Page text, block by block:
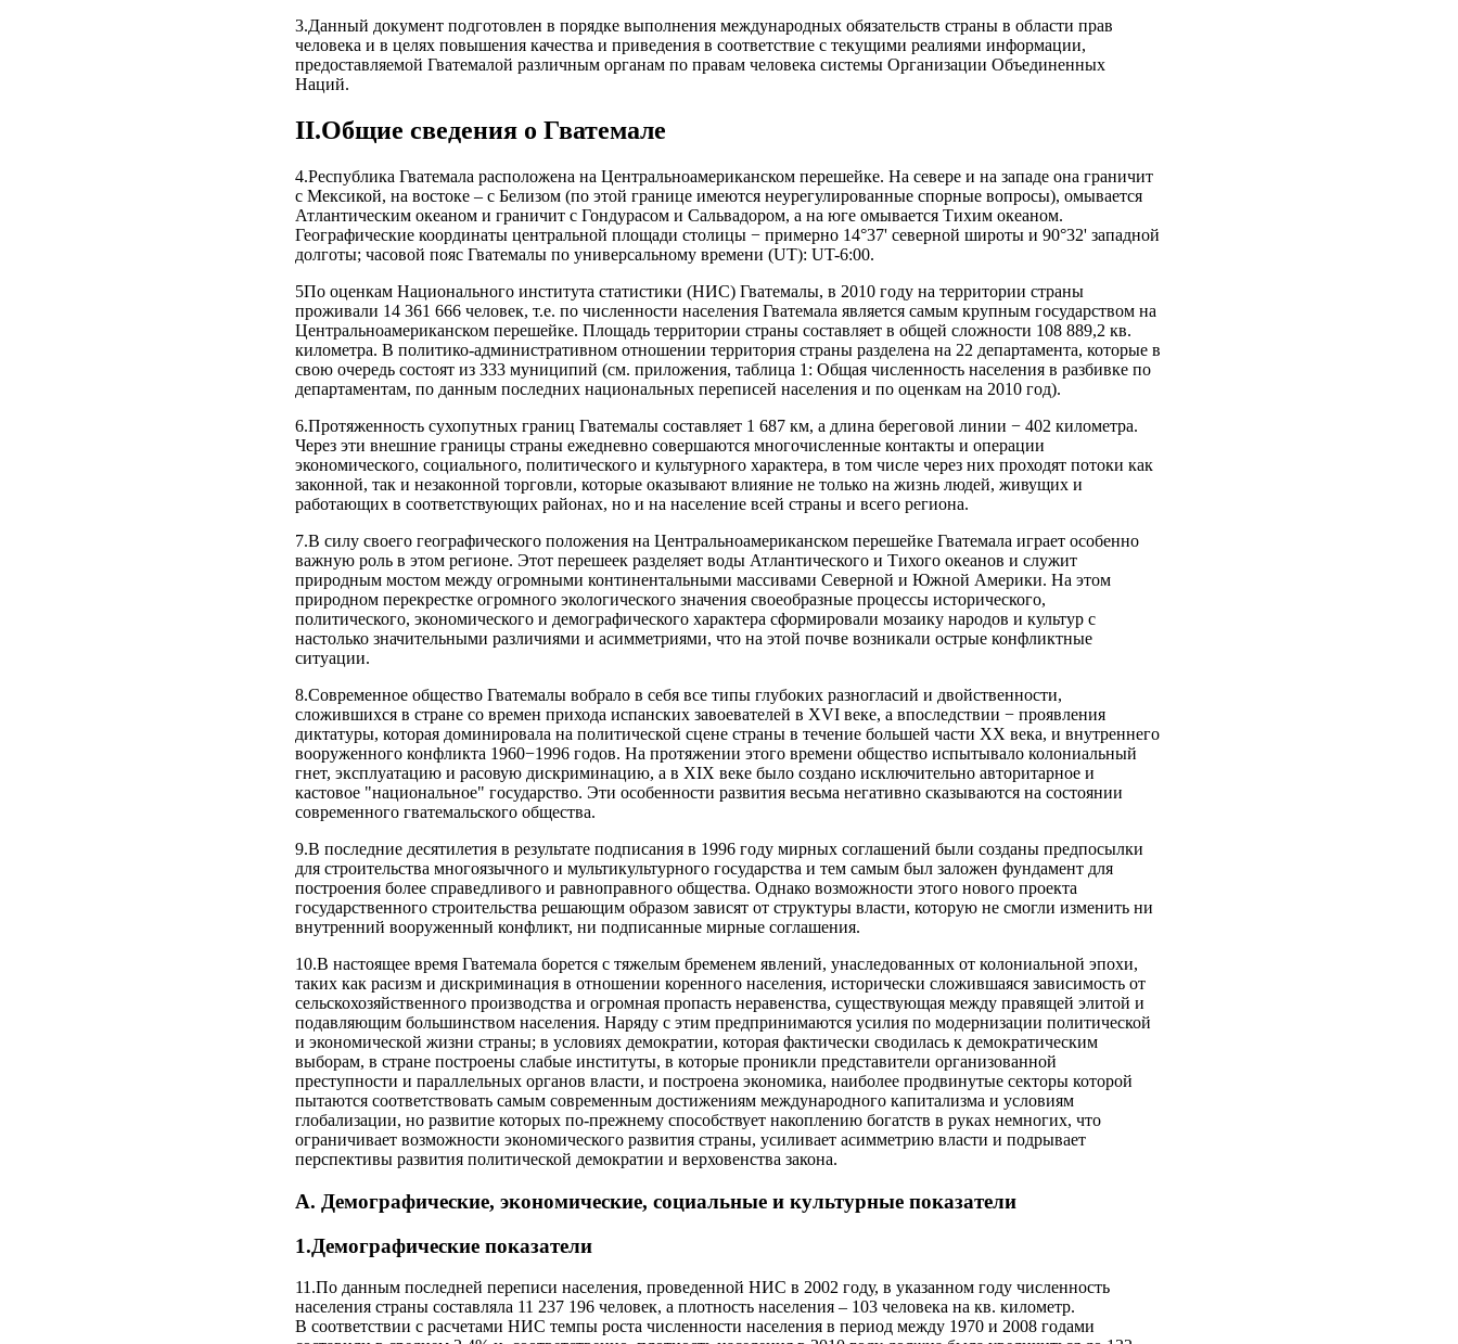
3.Данный документ подготовлен в порядке выполнения международных обязательств страны в области прав
человека и в целях повышения качества и приведения в соответствие с текущими реалиями информации,
предоставляемой Гватемалой различным органам по правам человека системы Организации Объединенных
Наций.
II.Общие сведения о Гватемале
4.Республика Гватемала расположена на Центральноамериканском перешейке. На севере и на западе она граничит
с Мексикой, на востоке – с Белизом (по этой границе имеются неурегулированные спорные вопросы), омывается
Атлантическим океаном и граничит с Гондурасом и Сальвадором, а на юге омывается Тихим океаном.
Географические координаты центральной площади столицы − примерно 14°37' северной широты и 90°32' западной
долготы; часовой пояс Гватемалы по универсальному времени (UT): UT-6:00.
5По оценкам Национального института статистики (НИС) Гватемалы, в 2010 году на территории страны
проживали 14 361 666 человек, т.е. по численности населения Гватемала является самым крупным государством на
Центральноамериканском перешейке. Площадь территории страны составляет в общей сложности 108 889,2 кв.
километра. В политико-административном отношении территория страны разделена на 22 департамента, которые в
свою очередь состоят из 333 муниципий (см. приложения, таблица 1: Общая численность населения в разбивке по
департаментам, по данным последних национальных переписей населения и по оценкам на 2010 год).
6.Протяженность сухопутных границ Гватемалы составляет 1 687 км, а длина береговой линии − 402 километра.
Через эти внешние границы страны ежедневно совершаются многочисленные контакты и операции
экономического, социального, политического и культурного характера, в том числе через них проходят потоки как
законной, так и незаконной торговли, которые оказывают влияние не только на жизнь людей, живущих и
работающих в соответствующих районах, но и на население всей страны и всего региона.
7.В силу своего географического положения на Центральноамериканском перешейке Гватемала играет особенно
важную роль в этом регионе. Этот перешеек разделяет воды Атлантического и Тихого океанов и служит
природным мостом между огромными континентальными массивами Северной и Южной Америки. На этом
природном перекрестке огромного экологического значения своеобразные процессы исторического,
политического, экономического и демографического характера сформировали мозаику народов и культур с
настолько значительными различиями и асимметриями, что на этой почве возникали острые конфликтные
ситуации.
8.Современное общество Гватемалы вобрало в себя все типы глубоких разногласий и двойственности,
сложившихся в стране со времен прихода испанских завоевателей в ХVI веке, а впоследствии − проявления
диктатуры, которая доминировала на политической сцене страны в течение большей части ХХ века, и внутреннего
вооруженного конфликта 1960−1996 годов. На протяжении этого времени общество испытывало колониальный
гнет, эксплуатацию и расовую дискриминацию, а в XIX веке было создано исключительно авторитарное и
кастовое "национальное" государство. Эти особенности развития весьма негативно сказываются на состоянии
современного гватемальского общества.
9.В последние десятилетия в результате подписания в 1996 году мирных соглашений были созданы предпосылки
для строительства многоязычного и мультикультурного государства и тем самым был заложен фундамент для
построения более справедливого и равноправного общества. Однако возможности этого нового проекта
государственного строительства решающим образом зависят от структуры власти, которую не смогли изменить ни
внутренний вооруженный конфликт, ни подписанные мирные соглашения.
10.В настоящее время Гватемала борется с тяжелым бременем явлений, унаследованных от колониальной эпохи,
таких как расизм и дискриминация в отношении коренного населения, исторически сложившаяся зависимость от
сельскохозяйственного производства и огромная пропасть неравенства, существующая между правящей элитой и
подавляющим большинством населения. Наряду с этим предпринимаются усилия по модернизации политической
и экономической жизни страны; в условиях демократии, которая фактически сводилась к демократическим
выборам, в стране построены слабые институты, в которые проникли представители организованной
преступности и параллельных органов власти, и построена экономика, наиболее продвинутые секторы которой
пытаются соответствовать самым современным достижениям международного капитализма и условиям
глобализации, но развитие которых по-прежнему способствует накоплению богатств в руках немногих, что
ограничивает возможности экономического развития страны, усиливает асимметрию власти и подрывает
перспективы развития политической демократии и верховенства закона.
A. Демографические, экономические, социальные и культурные показатели
1.Демографические показатели
11.По данным последней переписи населения, проведенной НИС в 2002 году, в указанном году численность
населения страны составляла 11 237 196 человек, а плотность населения – 103 человека на кв. километр.
В соответствии с расчетами НИС темпы роста численности населения в период между 1970 и 2008 годами